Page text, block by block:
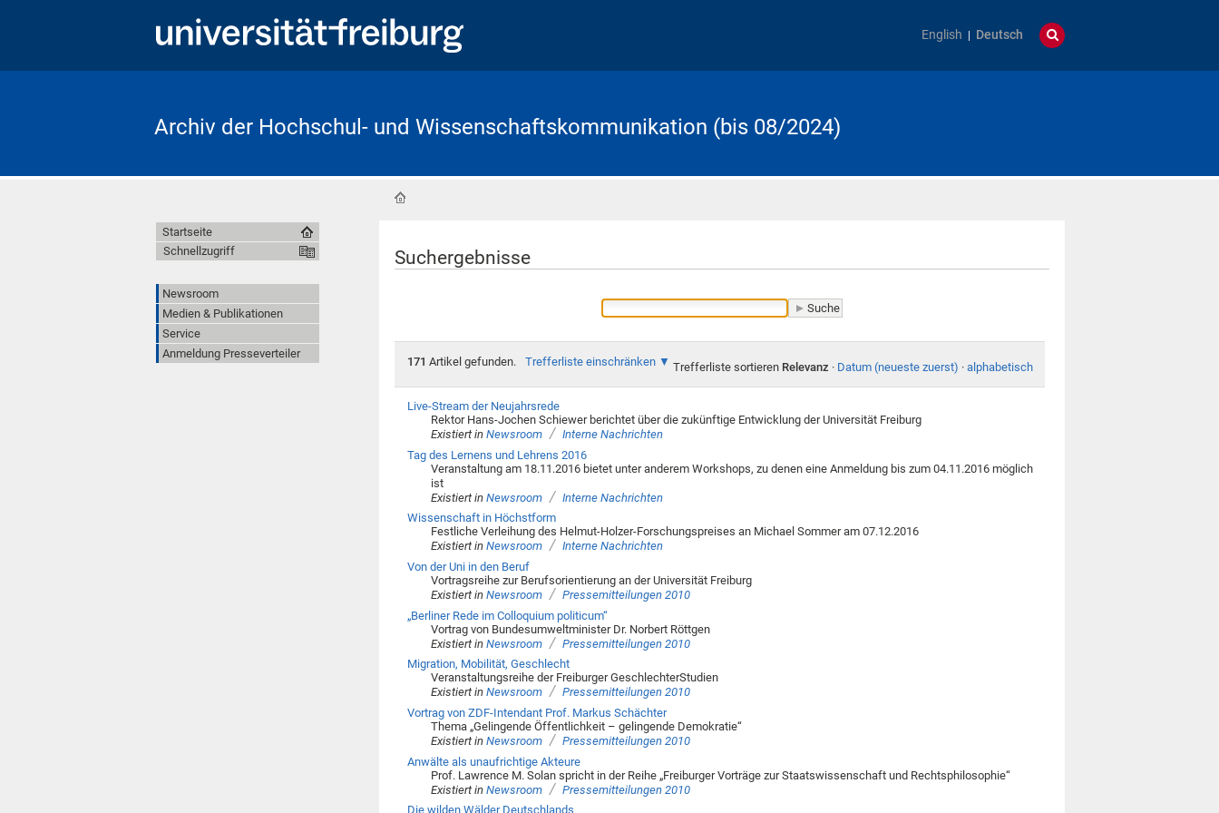
English Deutsch
Archiv der Hochschul- und Wissenschaftskommunikation (bis 08/2024)
Suchergebnisse
171 Artikel gefunden. Trefferliste einschränken Trefferliste sortieren Relevanz · Datum (neueste zuerst) · alphabetisch
Live-Stream der Neujahrsrede
Rektor Hans-Jochen Schiewer berichtet über die zukünftige Entwicklung der Universität Freiburg
Existiert in Newsroom / Interne Nachrichten
Tag des Lernens und Lehrens 2016
Veranstaltung am 18.11.2016 bietet unter anderem Workshops, zu denen eine Anmeldung bis zum 04.11.2016 möglich
ist
Existiert in Newsroom / Interne Nachrichten
Wissenschaft in Höchstform
Festliche Verleihung des Helmut-Holzer-Forschungspreises an Michael Sommer am 07.12.2016
Existiert in Newsroom / Interne Nachrichten
Von der Uni in den Beruf
Vortragsreihe zur Berufsorientierung an der Universität Freiburg
Existiert in Newsroom / Pressemitteilungen 2010
„Berliner Rede im Colloquium politicum“
Vortrag von Bundesumweltminister Dr. Norbert Röttgen
Existiert in Newsroom / Pressemitteilungen 2010
Migration, Mobilität, Geschlecht
Veranstaltungsreihe der Freiburger GeschlechterStudien
Existiert in Newsroom / Pressemitteilungen 2010
Vortrag von ZDF-Intendant Prof. Markus Schächter
Thema „Gelingende Öffentlichkeit – gelingende Demokratie“
Existiert in Newsroom / Pressemitteilungen 2010
Anwälte als unaufrichtige Akteure
Prof. Lawrence M. Solan spricht in der Reihe „Freiburger Vorträge zur Staatswissenschaft und Rechtsphilosophie“
Existiert in Newsroom / Pressemitteilungen 2010
Die wilden Wälder Deutschlands
Startseite
Schnellzugriff
Newsroom
Medien & Publikationen
Service
Anmeldung Presseverteiler